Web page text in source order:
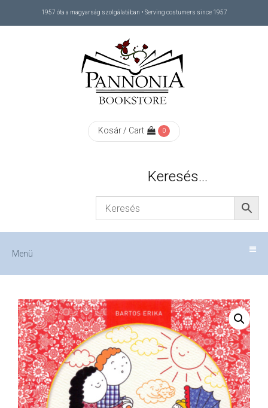
1957 óta a magyarság szolgálatában • Serving costumers since 1957
Kosár / Cart 0
Keresés…
Menü
SHOP
KAPCSOLAT